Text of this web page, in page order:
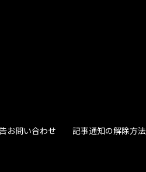
お問い合わせ 記事通知の解除方法